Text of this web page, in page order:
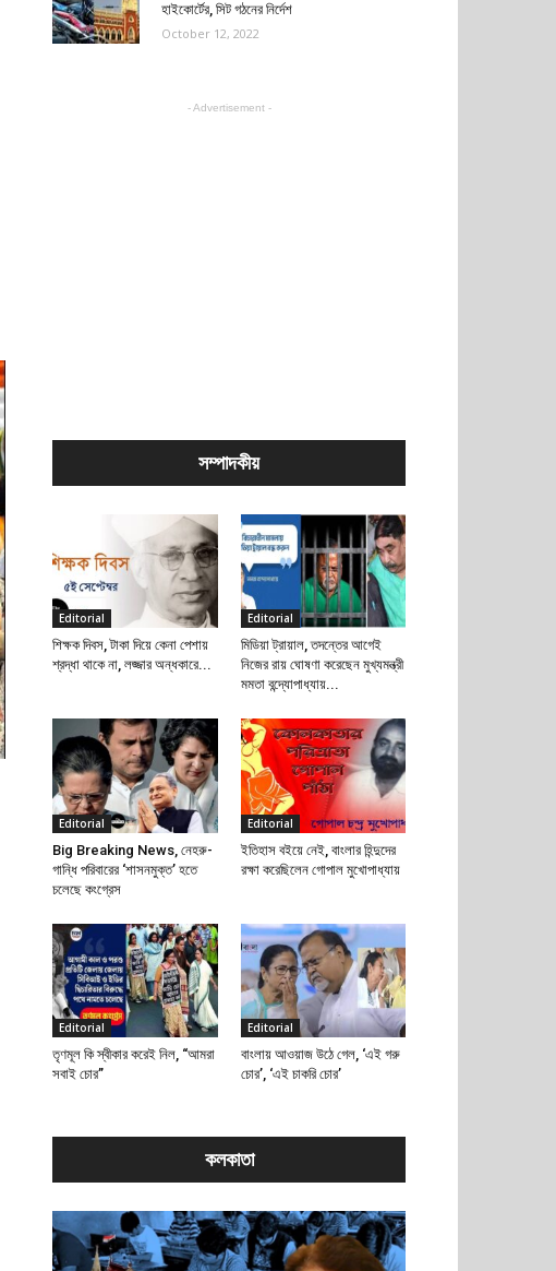
হাইকোর্টের, সিট গঠনের নির্দেশ
October 12, 2022
- Advertisement -
সম্পাদকীয়
Editorial
শিক্ষক দিবস, টাকা দিয়ে কেনা পেশায়
শ্রদ্ধা থাকে না, লজ্জার অন্ধকারে...
Editorial
মিডিয়া ট্রায়াল, তদন্তের আগেই
নিজের রায় ঘোষণা করেছেন মুখ্যমন্ত্রী
মমতা বন্দ্যোপাধ্যায়...
Editorial
Big Breaking News, নেহরু-
গান্ধি পরিবারের ‘শাসনমুক্ত’ হতে
চলেছে কংগ্রেস
Editorial
ইতিহাস বইয়ে নেই, বাংলার হিন্দুদের
রক্ষা করেছিলেন গোপাল মুখোপাধ্যায়
Editorial
তৃণমূল কি স্বীকার করেই নিল, “আমরা
সবাই চোর”
Editorial
বাংলায় আওয়াজ উঠে গেল, ‘এই গরু
চোর’, ‘এই চাকরি চোর’
কলকাতা